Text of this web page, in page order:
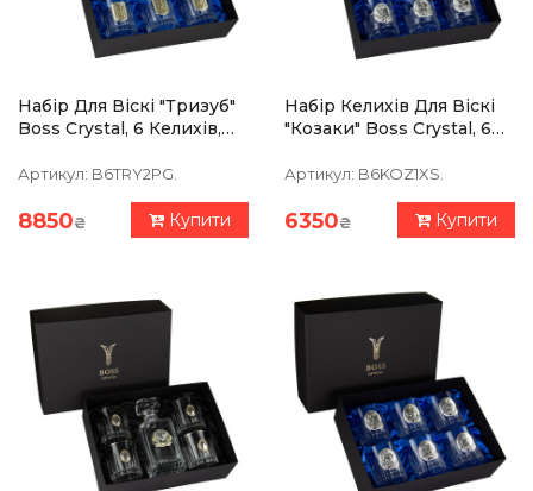
Набір Для Віскі "Тризуб"
Boss Crystal, 6 Келихів,
Артикул: B6TRY2PG.
8850₴ Купити
Набір Келихів Для Віскі
"Козаки" Boss Crystal, 6
Кришталь
Артикул: B6KOZ1XS.
6350₴ Купити